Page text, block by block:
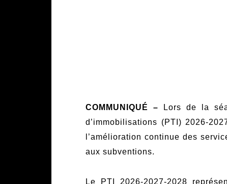
COMMUNIQUÉ – Lors de la
d’immobilisations (PTI) 2026-
l’amélioration continue des
aux subventions.
Le PTI 2026-2027-2028